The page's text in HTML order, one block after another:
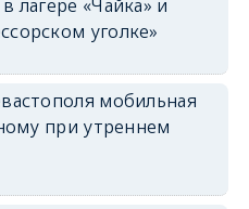
лагере «Чайка» и
уголке»
мобильная
при утреннем